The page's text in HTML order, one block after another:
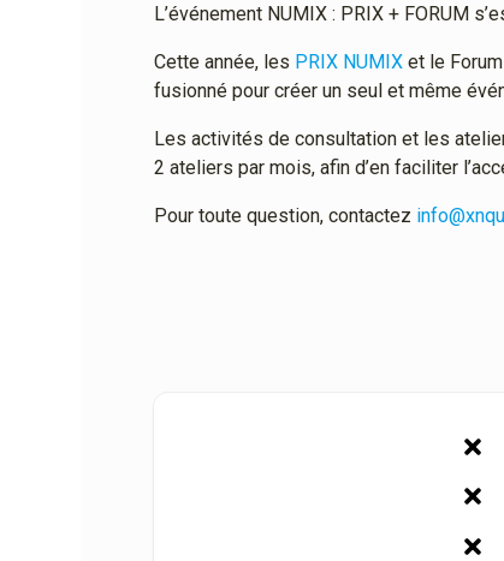
L’événement NUMIX : PRIX + FORUM
Cette année, les PRIX NUMIXet le
fusionné pour créer un seul et même
Les activités de consultation et les
2 ateliers par mois, afin d’en faciliter
Pour toute question, contactez